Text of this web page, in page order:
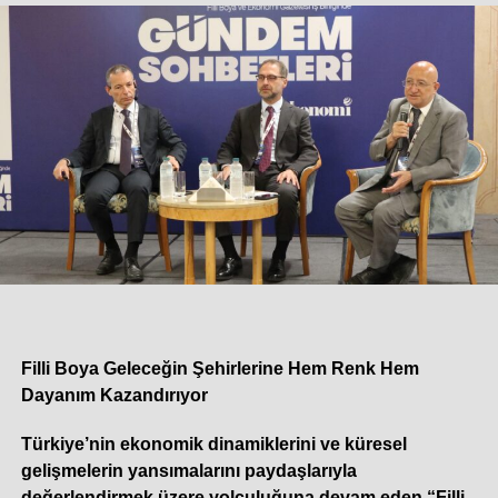
Isı yalıtımı çoğu zaman yalnızca kış aylarında ısınma
Filli Boya Geleceğin Şehirlerine Hem Renk Hem
Dayanım Kazandırıyor
Türkiye’nin ekonomik dinamiklerini ve küresel
gelişmelerin yansımalarını paydaşlarıyla